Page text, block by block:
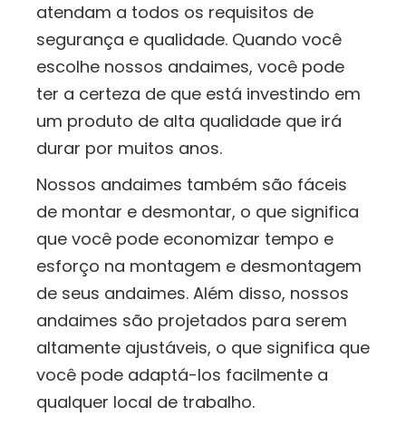
atendam a todos os requisitos de
segurança e qualidade. Quando você
escolhe nossos andaimes, você pode
ter a certeza de que está investindo em
um produto de alta qualidade que irá
durar por muitos anos.
Nossos andaimes também são fáceis
de montar e desmontar, o que significa
que você pode economizar tempo e
esforço na montagem e desmontagem
de seus andaimes. Além disso, nossos
andaimes são projetados para serem
altamente ajustáveis, o que significa que
você pode adaptá-los facilmente a
qualquer local de trabalho.